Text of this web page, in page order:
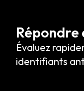
Répondre
Évaluez
identifiants